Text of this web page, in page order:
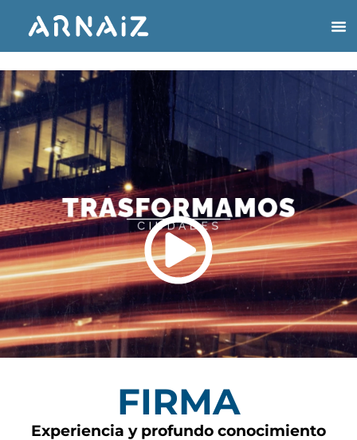
FIRMA
Experiencia y profundo conocimiento